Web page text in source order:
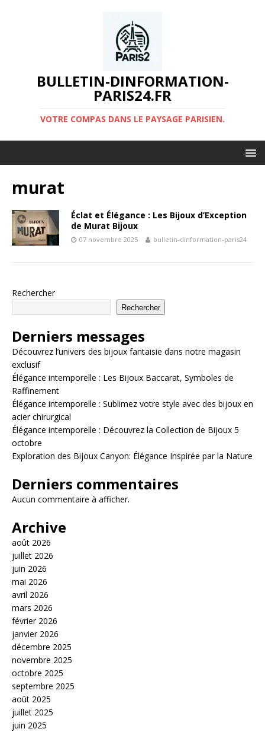
BULLETIN-DINFORMATION-
PARIS24.FR
VOTRE COMPAS DANS LE PAYSAGE PARISIEN.
murat
Éclat et Élégance : Les Bijoux d’Exception
de Murat Bijoux
07 novembre 2025 bulletin-dinformation-paris24
Rechercher
Rechercher
Derniers messages
Découvrez l’univers des bijoux fantaisie dans notre magasin
exclusif
Élégance intemporelle : Les Bijoux Baccarat, Symboles de
Raffinement
Élégance intemporelle : Sublimez votre style avec des bijoux en
acier chirurgical
Élégance intemporelle : Découvrez la Collection de Bijoux 5
octobre
Exploration des Bijoux Canyon: Élégance Inspirée par la Nature
Derniers commentaires
Aucun commentaire à afficher.
Archive
août 2026
juillet 2026
juin 2026
mai 2026
avril 2026
mars 2026
février 2026
janvier 2026
décembre 2025
novembre 2025
octobre 2025
septembre 2025
août 2025
juillet 2025
juin 2025